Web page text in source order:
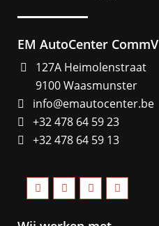
EM AutoCenter CommV
127A Heimolenstraat
9100 Waasmunster
info@emautocenter.be
+32 478 64 59 23
+32 478 64 59 13